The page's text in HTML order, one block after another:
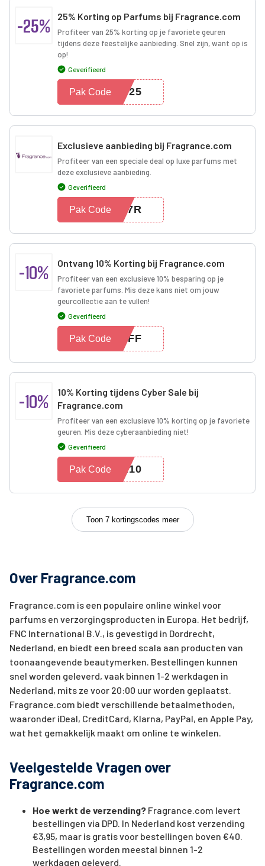
-25% 25% Korting op Parfums bij Fragrance.com
Profiteer van 25% korting op je favoriete geuren
tijdens deze feestelijke aanbieding. Snel zijn, want op is
op!
Geverifieerd
AS25
Pak Code
Exclusieve aanbieding bij Fragrance.com
Profiteer van een speciale deal op luxe parfums met
deze exclusieve aanbieding.
Geverifieerd
9J7R
Pak Code
-10% Ontvang 10% Korting bij Fragrance.com
Profiteer van een exclusieve 10% besparing op je
favoriete parfums. Mis deze kans niet om jouw
geurcollectie aan te vullen!
Geverifieerd
0OFF
Pak Code
-10%
10% Korting tijdens Cyber Sale bij
Fragrance.com
Profiteer van een exclusieve 10% korting op je favoriete
geuren. Mis deze cyberaanbieding niet!
Geverifieerd
ER10
Pak Code
Toon 7 kortingscodes meer
Over Fragrance.com
Fragrance.com is een populaire online winkel voor
parfums en verzorgingsproducten in Europa. Het bedrijf,
FNC International B.V., is gevestigd in Dordrecht,
Nederland, en biedt een breed scala aan producten van
toonaangevende beautymerken. Bestellingen kunnen
snel worden geleverd, vaak binnen 1-2 werkdagen in
Nederland, mits ze voor 20:00 uur worden geplaatst.
Fragrance.com biedt verschillende betaalmethoden,
waaronder iDeal, CreditCard, Klarna, PayPal, en Apple Pay,
wat het gemakkelijk maakt om online te winkelen.
Veelgestelde Vragen over
Fragrance.com
Hoe werkt de verzending?Fragrance.com levert
bestellingen via DPD. In Nederland kost verzending
€3,95, maar is gratis voor bestellingen boven €40.
Bestellingen worden meestal binnen 1-2
werkdagen geleverd.